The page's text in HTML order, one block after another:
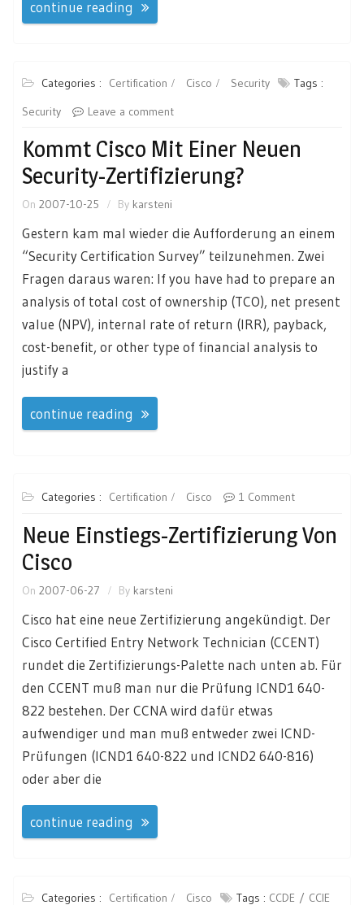
continue reading
Categories : Certification Cisco Security
Tags :
Security
Leave a comment
Kommt Cisco Mit Einer Neuen
Security-Zertifizierung?
On 2007-10-25 By karsteni
Gestern kam mal wieder die Aufforderung an einem
“Security Certification Survey” teilzunehmen. Zwei
Fragen daraus waren: If you have had to prepare an
analysis of total cost of ownership (TCO), net present
value (NPV), internal rate of return (IRR), payback,
cost-benefit, or other type of financial analysis to
justify a
continue reading
Categories : Certification Cisco 1 Comment
Neue Einstiegs-Zertifizierung Von
Cisco
On 2007-06-27 By karsteni
Cisco hat eine neue Zertifizierung angekündigt. Der
Cisco Certified Entry Network Technician (CCENT)
rundet die Zertifizierungs-Palette nach unten ab. Für
den CCENT muß man nur die Prüfung ICND1 640-
822 bestehen. Der CCNA wird dafür etwas
aufwendiger und man muß entweder zwei ICND-
Prüfungen (ICND1 640-822 und ICND2 640-816)
oder aber die
continue reading
Categories : Certification Cisco Tags : CCDE
CCIE